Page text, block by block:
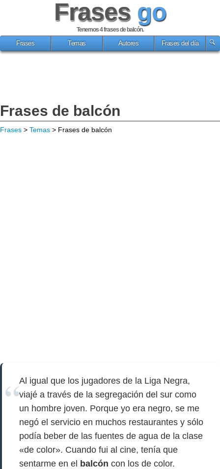
Frases go
Tenemos 4frases de balcón.
Frases
Temas Autores Frases del día
Frases de balcón
Frases > Temas > Frases de balcón
Al igual que los jugadores de la Liga Negra,
viajé a través de la segregación del sur como
un hombre joven. Porque yo era negro, se me
negó el servicio en muchos restaurantes y sólo
podía beber de las fuentes de agua de la clase
«de color». Cuando fui al cine, tenía que
sentarme en el balcón con los de color.